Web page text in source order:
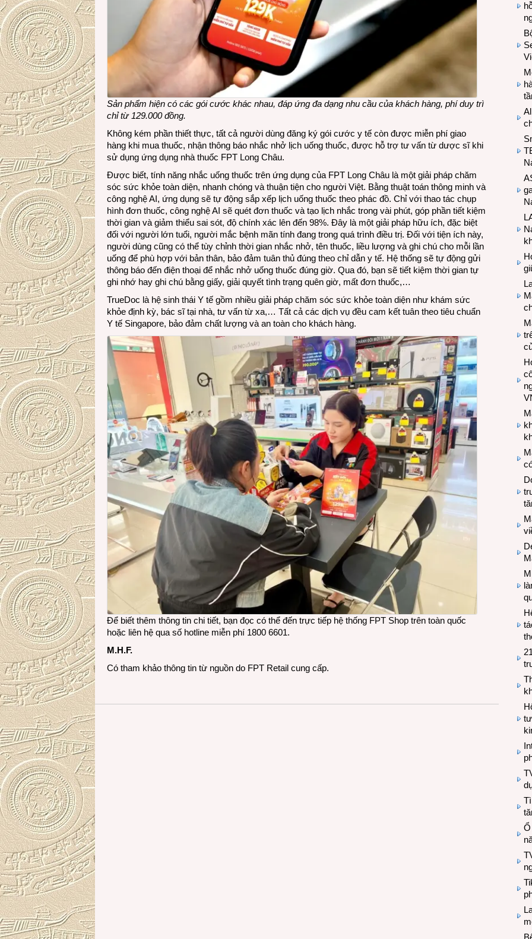
Sản phẩm hiện có các gói cước khác nhau, đáp ứng đa dạng nhu cầu của khách hàng, phí duy trì
chỉ từ 129.000 đồng.
Không kém phần thiết thực, tất cả người dùng đăng ký gói cước y tế còn được miễn phí giao
hàng khi mua thuốc, nhận thông báo nhắc nhở lịch uống thuốc, được hỗ trợ tư vấn từ dược sĩ khi
sử dụng ứng dụng nhà thuốc FPT Long Châu.
Được biết, tính năng nhắc uống thuốc trên ứng dụng của FPT Long Châu là một giải pháp chăm
sóc sức khỏe toàn diện, nhanh chóng và thuận tiện cho người Việt. Bằng thuật toán thông minh và
công nghệ AI, ứng dụng sẽ tự động sắp xếp lịch uống thuốc theo phác đồ. Chỉ với thao tác chụp
hình đơn thuốc, công nghệ AI sẽ quét đơn thuốc và tạo lịch nhắc trong vài phút, góp phần tiết kiệm
thời gian và giảm thiểu sai sót, độ chính xác lên đến 98%. Đây là một giải pháp hữu ích, đặc biệt
đối với người lớn tuổi, người mắc bệnh mãn tính đang trong quá trình điều trị. Đối với tiện ích này,
người dùng cũng có thể tùy chỉnh thời gian nhắc nhở, tên thuốc, liều lượng và ghi chú cho mỗi lần
uống để phù hợp với bản thân, bảo đảm tuân thủ đúng theo chỉ dẫn y tế. Hệ thống sẽ tự động gửi
thông báo đến điện thoại để nhắc nhở uống thuốc đúng giờ. Qua đó, bạn sẽ tiết kiệm thời gian tự
ghi nhớ hay ghi chú bằng giấy, giải quyết tình trạng quên giờ, mất đơn thuốc,…
TrueDoc là hệ sinh thái Y tế gồm nhiều giải pháp chăm sóc sức khỏe toàn diện như khám sức
khỏe định kỳ, bác sĩ tại nhà, tư vấn từ xa,… Tất cả các dịch vụ đều cam kết tuân theo tiêu chuẩn
Y tế Singapore, bảo đảm chất lượng và an toàn cho khách hàng.
Để biết thêm thông tin chi tiết, bạn đọc có thể đến trực tiếp hệ thống FPT Shop trên toàn quốc
hoặc liên hệ qua số hotline miễn phí 1800 6601.
M.H.F.
Có tham khảo thông tin từ nguồn do FPT Retail cung cấp.